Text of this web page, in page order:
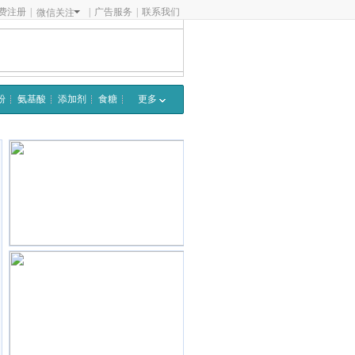
注册 微信关注 广告服务 联系我们
氨基酸 添加剂 食糖 更多